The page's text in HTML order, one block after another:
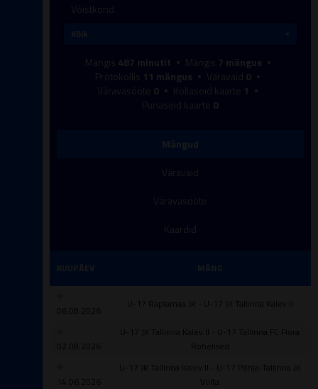
Võistkond
Mängis 487 minutit Mängis 7 mängus
Protokollis 11 mängus Väravaid 0
Väravasööte 0 Kollaseid kaarte 1
Punaseid kaarte 0
Mängud
Väravaid
Väravasööte
Kaardid
KUUPÄEV MÄNG
U-17 Raplamaa JK - U-17 JK Tallinna Kalev II
U-17 JK Tallinna Kalev II - U-17 Tallinna FC Flora
14.06.2026
U-17 JK Tallinna Kalev II - U-17 Põhja-Tallinna JK
Volta